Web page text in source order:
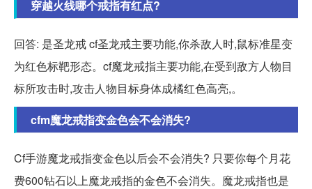
穿越火线哪个戒指有红点?
回答: 是圣龙戒 cf圣龙戒主要功能,你杀敌人时,鼠标准星变
为红色标靶形态。cf魔龙戒指主要功能,在受到敌方人物目
标所攻击时,攻击人物目标身体成橘红色高亮,。
cfm魔龙戒指变金色会不会消失?
Cf手游魔龙戒指变金色以后会不会消失? 只要你每个月花
费600钻石以上魔龙戒指的金色不会消失。魔龙戒指也是